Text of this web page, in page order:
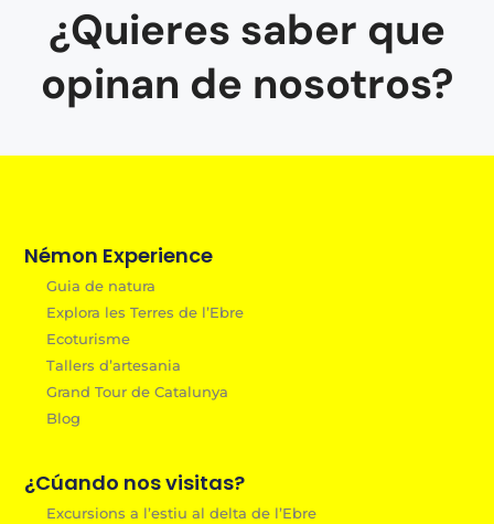
¿Quieres saber que
opinan de nosotros?
Némon Experience
Guia de natura
Explora les Terres de l’Ebre
Ecoturisme
Tallers d’artesania
Grand Tour de Catalunya
Blog
¿Cúando nos visitas?
Excursions a l’estiu al delta de l’Ebre